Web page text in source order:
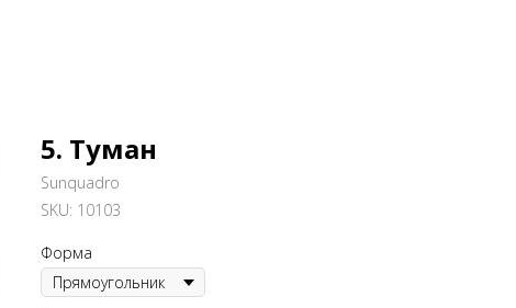
5. Туман
Sunquadro
SKU: 10103
Форма